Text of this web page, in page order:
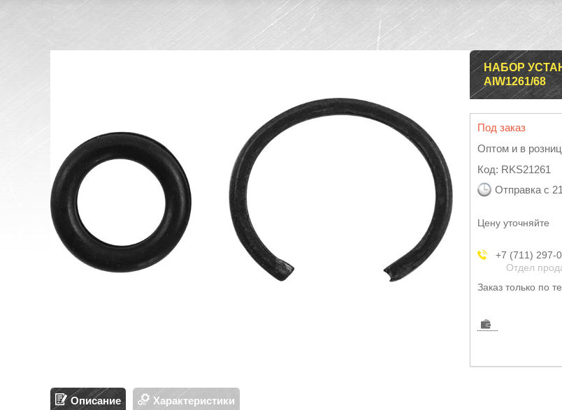
НАБОР
AIW1261/68
Под заказ
Оптом и в
Код: RKS21261
Отправка с
Цену уточняйте
+7 (711) 297-
Отдел
Заказ только по
Описание Характеристики